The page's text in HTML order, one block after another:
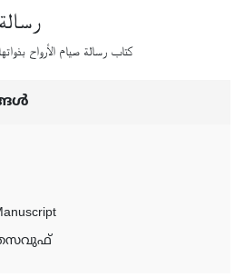
كتاب رسالة صيام الأرواح